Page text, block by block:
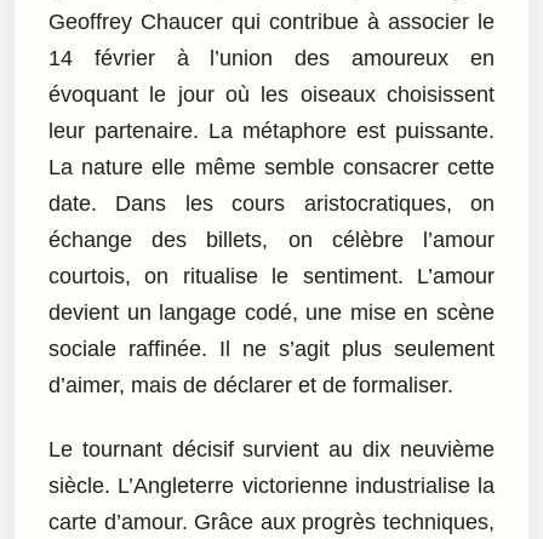
Geoffrey Chaucer qui contribue à associer le
14 février à l’union des amoureux en
évoquant le jour où les oiseaux choisissent
leur partenaire. La métaphore est puissante.
La nature elle même semble consacrer cette
date. Dans les cours aristocratiques, on
échange des billets, on célèbre l’amour
courtois, on ritualise le sentiment. L’amour
devient un langage codé, une mise en scène
sociale raffinée. Il ne s’agit plus seulement
d’aimer, mais de déclarer et de formaliser.
Le tournant décisif survient au dix neuvième
siècle. L’Angleterre victorienne industrialise la
carte d’amour. Grâce aux progrès techniques,